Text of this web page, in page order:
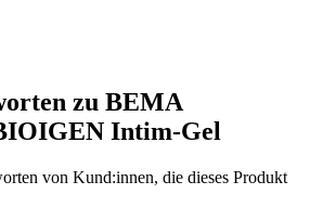
zu BEMA
Intim-Gel
von Kund:innen, die dieses Produkt